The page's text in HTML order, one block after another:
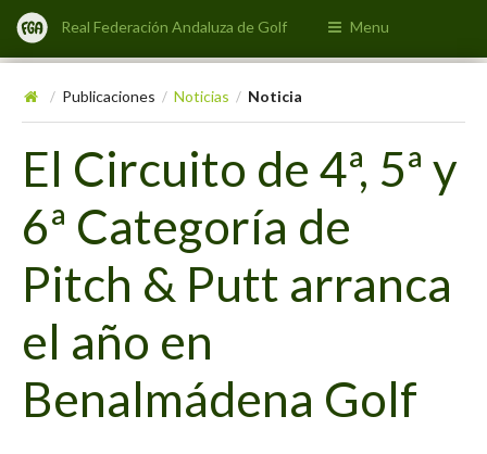
Real Federación Andaluza de Golf Menu
/ Publicaciones / Noticias / Noticia
El Circuito de 4ª, 5ª y
6ª Categoría de
Pitch & Putt arranca
el año en
Benalmádena Golf